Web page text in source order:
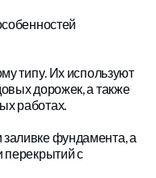
типу. Их используют
дорожек, а также
работах.
фундамента, а
перекрытий с